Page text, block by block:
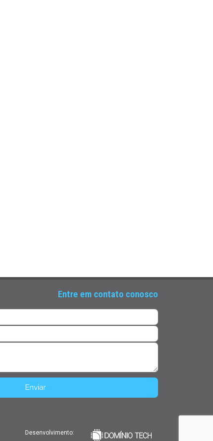
Entre em contato conosco
Desenvolvimento: